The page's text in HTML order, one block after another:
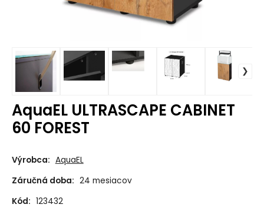
AquaEL ULTRASCAPE CABINET
60 FOREST
Výrobca: AquaEL
Záručná doba: 24 mesiacov
Kód: 123432